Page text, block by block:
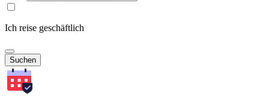
Ich reise geschäftlich
Suchen